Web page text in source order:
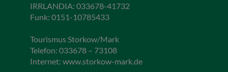
IRRLANDIA: 033678-41732
Funk: 0151-10785433
Tourismus Storkow/Mark
Telefon: 033678 – 73108
Internet: www.storkow-mark.de